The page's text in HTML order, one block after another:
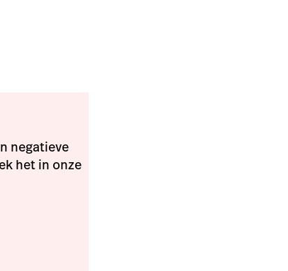
negatieve
het in onze